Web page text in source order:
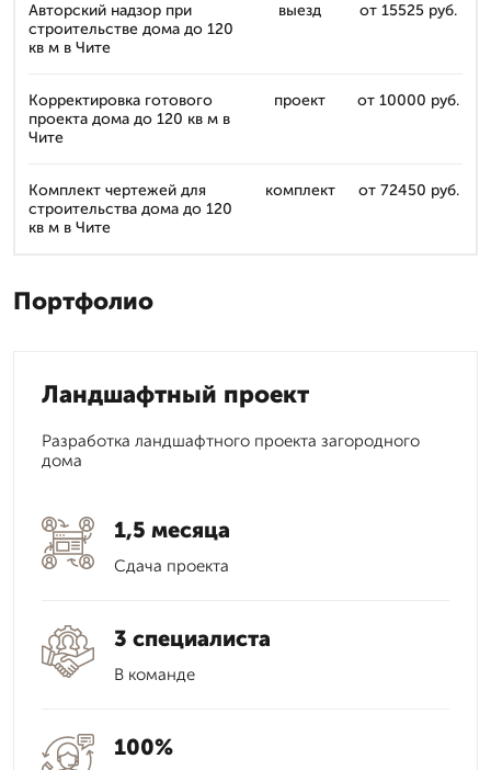
Авторский надзор при
строительстве дома до 120
кв м в Чите
выезд от 15525 руб.
Корректировка готового
проекта дома до 120 кв м в
Чите
проект от 10000 руб.
Комплект чертежей для
строительства дома до 120
кв м в Чите
комплект от 72450 руб.
Портфолио
Ландшафтный проект
Разработка ландшафтного проекта загородного
дома
1,5 месяца
Сдача проекта
3 специалиста
В команде
100%